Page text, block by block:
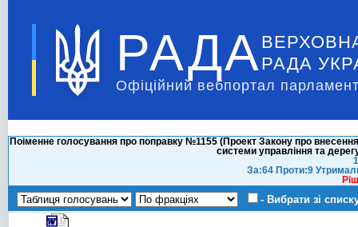
РАДА РАДА
Офіційний вебпортал
Поіменне голосування про поправку №1155 (Проект Закону про
системи управління та
За:64 Проти:9
- Вибрати зі